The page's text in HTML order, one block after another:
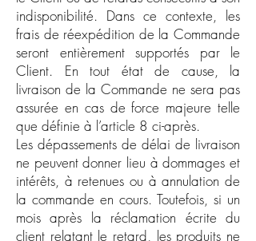
indisponibilité. Dans ce contexte, les
frais de réexpédition de la Commande
seront entièrement supportés par le
Client. En tout état de cause, la
livraison de la Commande ne sera pas
assurée en cas de force majeure telle
que définie à l’article 8 ci-après.
Les dépassements de délai de livraison
ne peuvent donner lieu à dommages et
intérêts, à retenues ou à annulation de
la commande en cours. Toutefois, si un
mois après la réclamation écrite du
client relatant le retard, les produits ne